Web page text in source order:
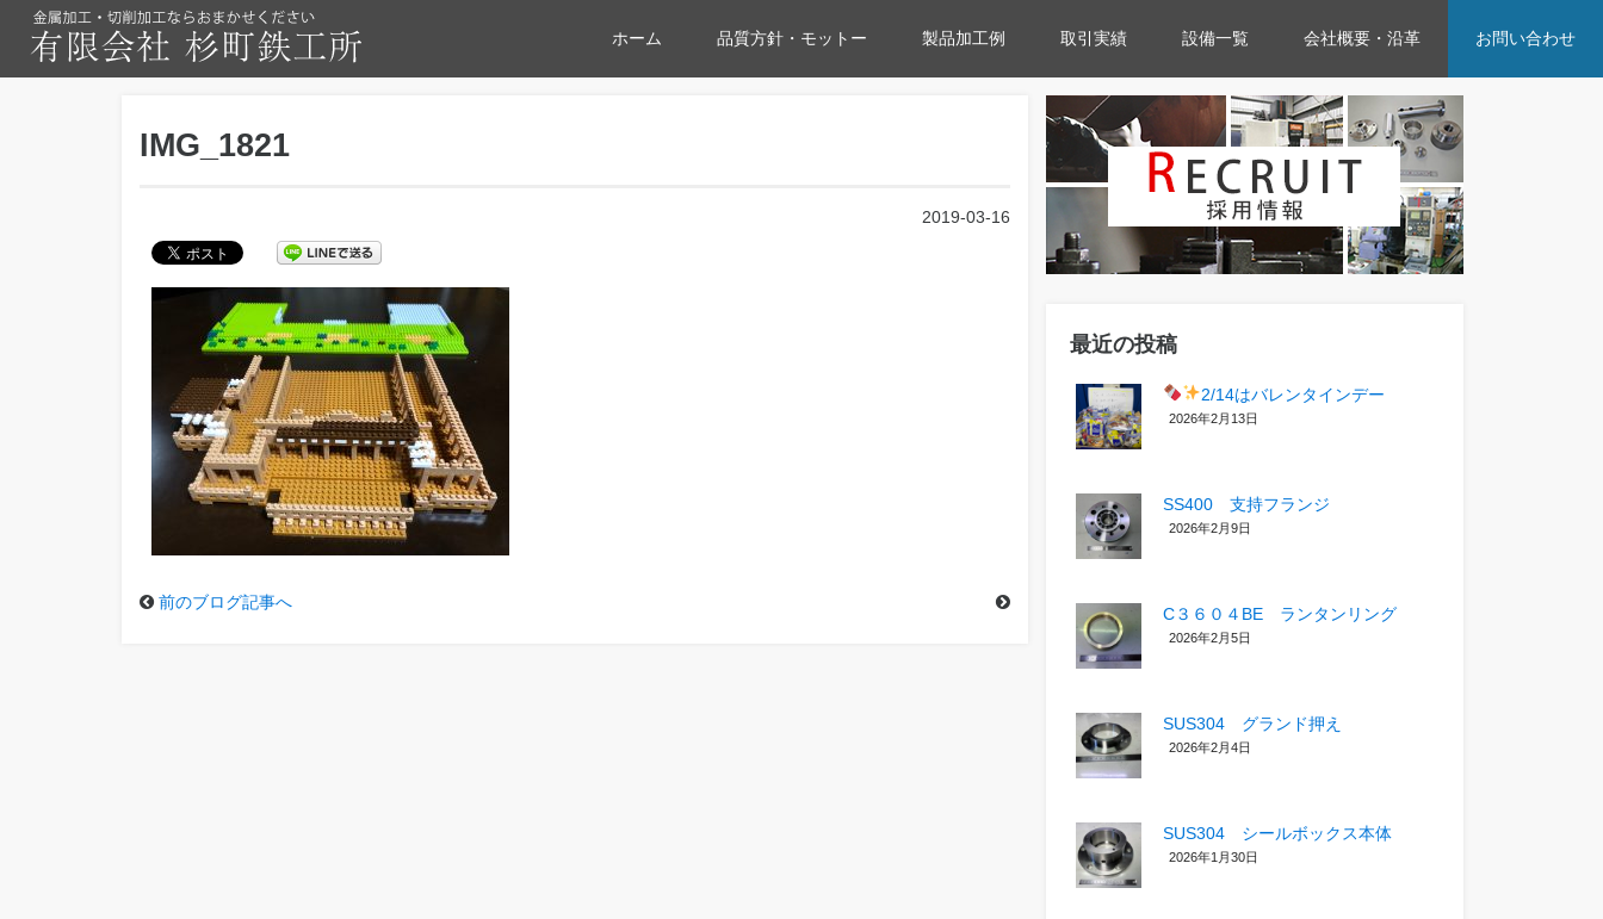
ホーム 品質方針・モットー 製品加工例 取引実績 設備一覧 会社概要・沿革 お問い合わせ
IMG_1821
2019-03-16
前のブログ記事へ
最近の投稿
2/14はバレンタインデー
2026年2月13日
SS400 支持フランジ
2026年2月9日
C３６０４BE ランタンリング
2026年2月5日
SUS304 グランド押え
2026年2月4日
SUS304 シールボックス本体
2026年1月30日